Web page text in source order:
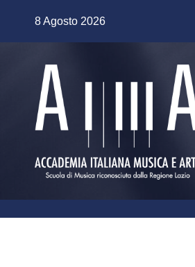
8 Agosto 2026